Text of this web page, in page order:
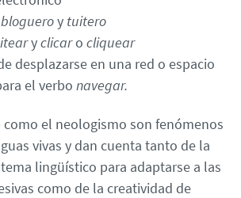
blogueroy tuitero
yclicaro cliquear
desplazarse en una red o espacio
el verbo navegar.
el neologismo son fenómenos
vivas y dan cuenta tanto de la
lingüístico para adaptarse a las
como de la creatividad de